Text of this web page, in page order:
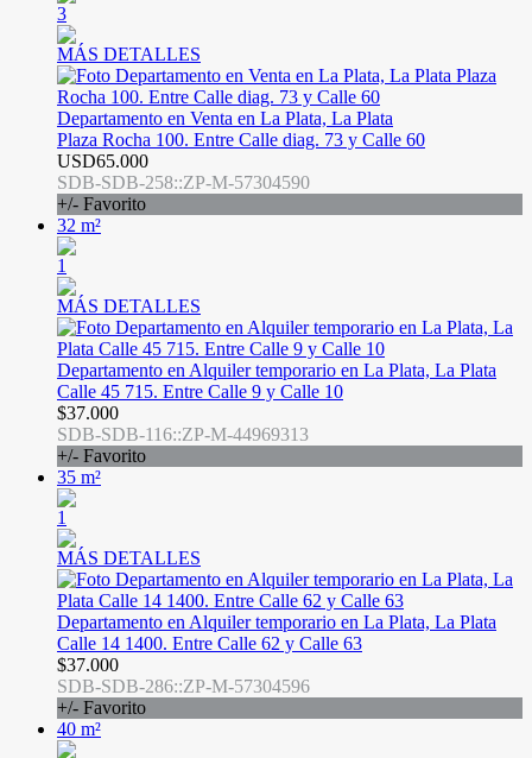
3
MÁS DETALLES
Departamento en Venta en La Plata, La Plata
Plaza Rocha 100. Entre Calle diag. 73 y Calle 60
USD65.000
SDB-SDB-258::ZP-M-57304590
+/- Favorito
32 m²
1
MÁS DETALLES
Departamento en Alquiler temporario en La Plata, La Plata
Calle 45 715. Entre Calle 9 y Calle 10
$37.000
SDB-SDB-116::ZP-M-44969313
+/- Favorito
35 m²
1
MÁS DETALLES
Departamento en Alquiler temporario en La Plata, La Plata
Calle 14 1400. Entre Calle 62 y Calle 63
$37.000
SDB-SDB-286::ZP-M-57304596
+/- Favorito
40 m²